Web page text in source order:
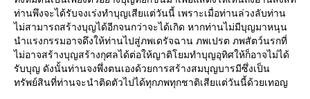
ท่านพึงจะได้รับจงเร่งทำบุญเสียแต่วันนี้ เพราะเมื่อท่านล่วงลับท่าน
ไม่สามารถสร้างบุญได้อีกจนกว่าจะได้เกิด หากท่านไม่มีบุญมาหนุน
นำแรงกรรมอาจดึงให้ท่านไปสู่ภพเดรัจฉาน ภพเปรต ภพสัตว์นรกที่
ไม่อาจสร้างบุญสร้างกุศลได้ต่อให้ญาติโยมทำบุญอุทิศให้ก็อาจไม่ได้
รับบุญ ดังนั้นท่านจงพึ่งตนเองด้วยการสร้างสมบุญบารมีซึ่งเป็น
ทรัพย์สินที่ท่านจะนำติดตัวไปได้ทุกภพทุกชาติเสียแต่วันนี้ด้วยเทอญ